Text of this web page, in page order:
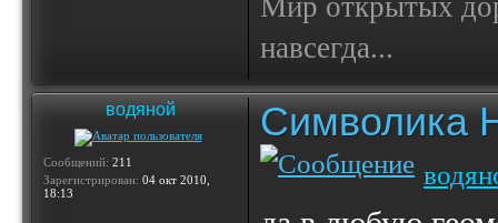
Мир открытых
навсегда...
водяной
Сообщений: 211
Зарегистрирован: 04 окт 2010,
18:13
Символика